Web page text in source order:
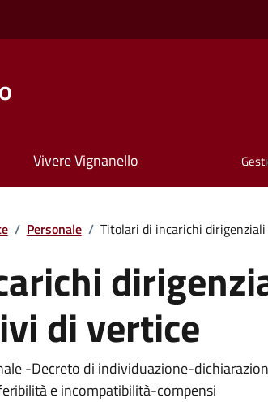
Vivere Vignanello
/ Personale / Titolari di incarichi dirigenziali
di vertice
-Decreto di individuazione-
e incompatibilità-compensi